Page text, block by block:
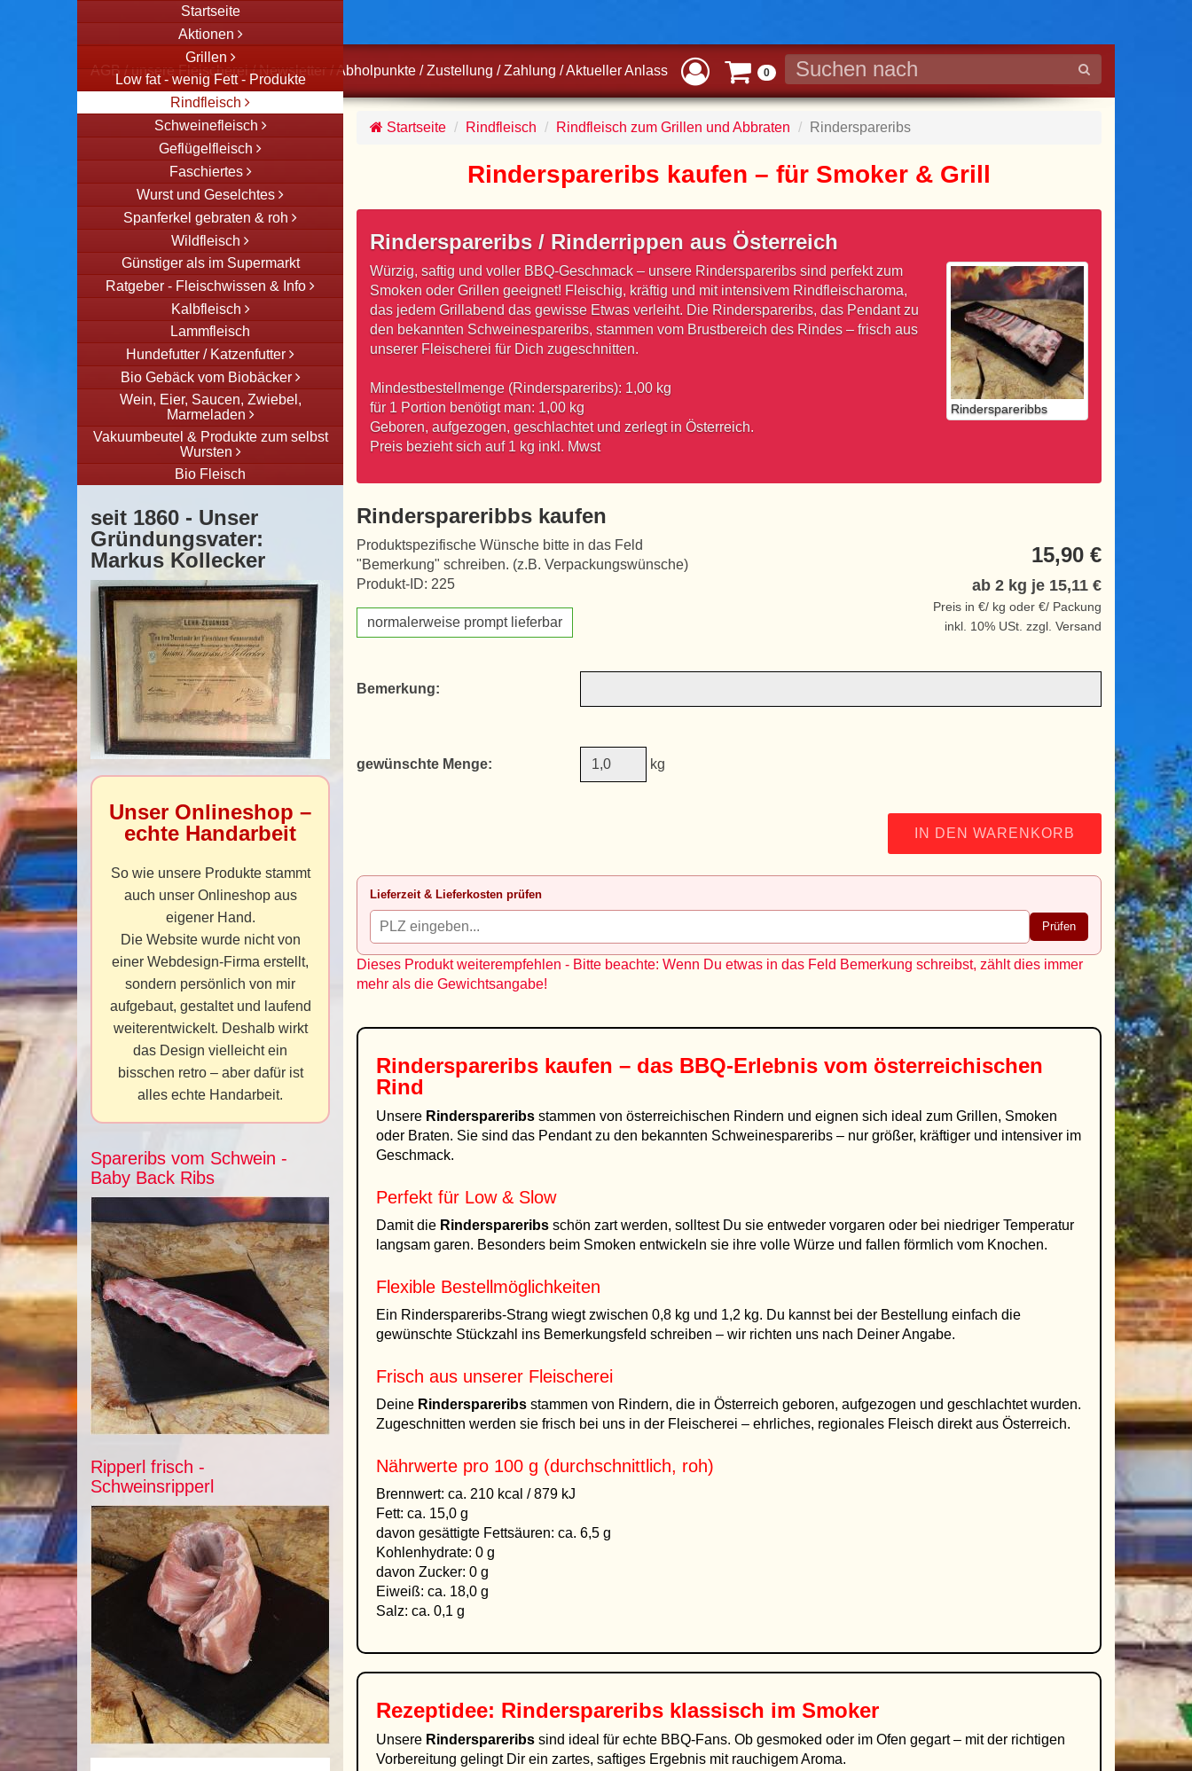
AGB / unsere Fleischerei / Newsletter /Abholpunkte / Zustellung / Zahlung /Aktueller Anlass 0
Startseite
Aktionen
Grillen
Low fat - wenig Fett - Produkte
Rindfleisch
Schweinefleisch
Geflügelfleisch
Faschiertes
Wurst und Geselchtes
Spanferkel gebraten & roh
Wildfleisch
Günstiger als im Supermarkt
Ratgeber - Fleischwissen & Info
Kalbfleisch
Lammfleisch
Hundefutter / Katzenfutter
Bio Gebäck vom Biobäcker
Wein, Eier, Saucen, Zwiebel,
Marmeladen
Vakuumbeutel & Produkte zum selbst
Wursten
Bio Fleisch
seit 1860 - Unser
Gründungsvater:
Markus Kollecker
Unser Onlineshop –
echte Handarbeit
So wie unsere Produkte stammt
auch unser Onlineshop aus
eigener Hand.
Die Website wurde nicht von
einer Webdesign-Firma erstellt,
sondern persönlich von mir
aufgebaut, gestaltet und laufend
weiterentwickelt. Deshalb wirkt
das Design vielleicht ein
bisschen retro – aber dafür ist
alles echte Handarbeit.
Spareribs vom Schwein -
Baby Back Ribs
Ripperl frisch -
Schweinsripperl
Startseite Rindfleisch Rindfleisch zum Grillen und Abbraten Rinderspareribs
Rinderspareribs kaufen – für Smoker & Grill
Rinderspareribs / Rinderrippen aus Österreich
Rinderspareribbs
Würzig, saftig und voller BBQ-Geschmack – unsere Rinderspareribs sind perfekt zum
Smoken oder Grillen geeignet! Fleischig, kräftig und mit intensivem Rindfleischaroma,
das jedem Grillabend das gewisse Etwas verleiht. Die Rinderspareribs, das Pendant zu
den bekannten Schweinespareribs, stammen vom Brustbereich des Rindes – frisch aus
unserer Fleischerei für Dich zugeschnitten.
Mindestbestellmenge (Rinderspareribs): 1,00 kg
für 1 Portion benötigt man: 1,00 kg
Geboren, aufgezogen, geschlachtet und zerlegt in Österreich.
Preis bezieht sich auf 1 kg inkl. Mwst
Rinderspareribbs kaufen
Produktspezifische Wünsche bitte in das Feld
"Bemerkung" schreiben. (z.B. Verpackungswünsche)
Produkt-ID: 225
normalerweise prompt lieferbar
15,90 €
ab 2 kg je 15,11 €
Preis in €/ kg oder €/ Packung
inkl. 10% USt. zzgl. Versand
Bemerkung:
gewünschte Menge: kg
IN DEN WARENKORB
Lieferzeit & Lieferkosten prüfen
Prüfen
Dieses Produkt weiterempfehlen - Bitte beachte: Wenn Du etwas in das Feld Bemerkung schreibst, zählt dies immer
mehr als die Gewichtsangabe!
Rinderspareribs kaufen – das BBQ-Erlebnis vom österreichischen
Rind
Unsere Rinderspareribs stammen von österreichischen Rindern und eignen sich ideal zum Grillen, Smoken
oder Braten. Sie sind das Pendant zu den bekannten Schweinespareribs – nur größer, kräftiger und intensiver im
Geschmack.
Perfekt für Low & Slow
Damit die Rinderspareribs schön zart werden, solltest Du sie entweder vorgaren oder bei niedriger Temperatur
langsam garen. Besonders beim Smoken entwickeln sie ihre volle Würze und fallen förmlich vom Knochen.
Flexible Bestellmöglichkeiten
Ein Rinderspareribs-Strang wiegt zwischen 0,8 kg und 1,2 kg. Du kannst bei der Bestellung einfach die
gewünschte Stückzahl ins Bemerkungsfeld schreiben – wir richten uns nach Deiner Angabe.
Frisch aus unserer Fleischerei
Deine Rinderspareribs stammen von Rindern, die in Österreich geboren, aufgezogen und geschlachtet wurden.
Zugeschnitten werden sie frisch bei uns in der Fleischerei – ehrliches, regionales Fleisch direkt aus Österreich.
Nährwerte pro 100 g (durchschnittlich, roh)
Brennwert: ca. 210 kcal / 879 kJ
Fett: ca. 15,0 g
davon gesättigte Fettsäuren: ca. 6,5 g
Kohlenhydrate: 0 g
davon Zucker: 0 g
Eiweiß: ca. 18,0 g
Salz: ca. 0,1 g
Rezeptidee: Rinderspareribs klassisch im Smoker
Unsere Rinderspareribs sind ideal für echte BBQ-Fans. Ob gesmoked oder im Ofen gegart – mit der richtigen
Vorbereitung gelingt Dir ein zartes, saftiges Ergebnis mit rauchigem Aroma.